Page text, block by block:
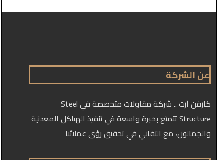
عن الشركة
كارفن آرت .. شركة مقاولات متخصصة في Steel
Structure تتمتع بخبرة واسعة في تنفيذ الهياكل المعدنية
والجمالون، مع التفاني في تحقيق رؤى عملائنا